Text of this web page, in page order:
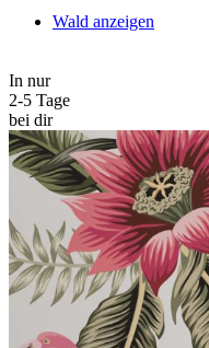
Wald anzeigen
In nur
2-5 Tage
bei dir